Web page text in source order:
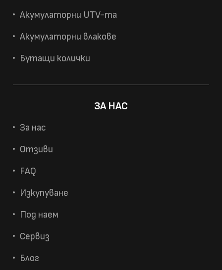
Акумулаторни UTV-та
Акумулаторни влакове
Бутащи колички
ЗА НАС
За нас
Отзиви
FAQ
Изкупуване
Под наем
Сервиз
Блог